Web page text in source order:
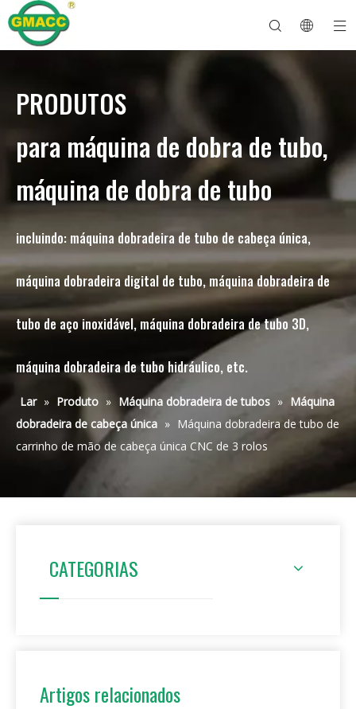
PRODUTOS
para máquina de dobra de tubo,
máquina de dobra de tubo
incluindo: máquina dobradeira de tubo de cabeça única,
máquina dobradeira digital de tubo, máquina dobradeira de
tubo de aço inoxidável, máquina dobradeira de tubo 3D,
máquina dobradeira de tubo hidráulico, etc.
Lar » Produto » Máquina dobradeira de tubos » Máquina
dobradeira de cabeça única » Máquina dobradeira de tubo de
carrinho de mão de cabeça única CNC de 3 rolos
CATEGORIAS
Artigos relacionados